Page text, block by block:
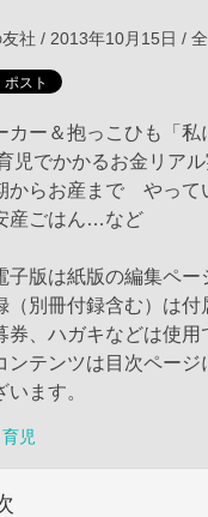
社 / 2013年10月15日 /
カー＆抱っこひも「
児でかかるお金リア
からお産まで やっ
産ごはん…など
版は紙版の編集ペー
別冊付録含む）は付
、ハガキなどは使用
ンテンツは目次ペー
います。
児